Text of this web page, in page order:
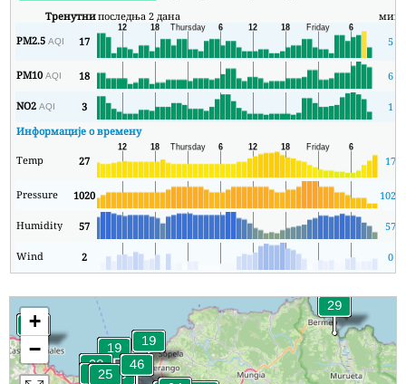
Тренутнипоследња 2 дана мин
PM2.5AQI 17 5
PM10AQI 18 6
NO2AQI 3
1
Информације о времену
Temp 27 17
Pressure 1020 1020
Humidity 57 57
Wind 2 0
+
−